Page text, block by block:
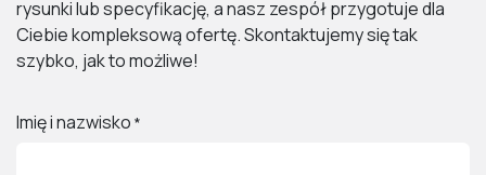
rysunki lub specyfikację, a nasz zespół przygotuje dla
Ciebie kompleksową ofertę. Skontaktujemy się tak
szybko, jak to możliwe!
Imię i nazwisko *